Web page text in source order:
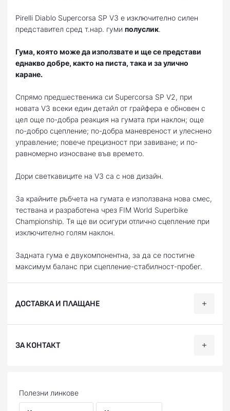
Pirelli Diablo Supercorsa SP V3 е изключително силен
представител сред т.нар. гуми полуслик.
Гума, която може да използвате и ще се представи
еднакво добре, както на писта, така и за улично
каране.
Спрямо предшественика си Supercorsa SP V2, при
новата V3 всеки един детайл от грайферa е обновен с
цел още по-добра реакция на гумата при наклон; още
по-добро сцепление; по-добра маневреност и улеснено
управление; повече прецизност при завиване; и по-
равномерно износване във времето.
Дори светкавиците на V3 са с нов дизайн.
За крайните ръбчета на гумата е използвана нова смес,
тествана и разработена чрез FIM World Superbike
Championship. Тя ще ви осигури отлично сцепление при
изключително голям наклон.
Задната гума е двукомпонентна, за да се постигне
максимум баланс при сцепление-стабилност-пробег.
ДОСТАВКА И ПЛАЩАНЕ
професионализъм при доставката на Вашите поръчки,
Доставяме до всяка точка на България в рамките на 1-2
работни дни. Може да получите пратката си до точно
ЗА КОНТАКТ
Facebook:facebook.com/BobiMX
Instagram:instagram.com/bobi.mx
Полезни линкове